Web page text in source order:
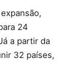
24
a partir da
32 países,